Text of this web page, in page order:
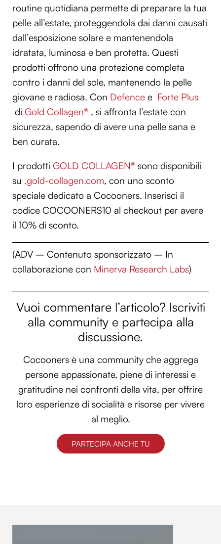
routine quotidiana permette di preparare la tua
pelle all’estate, proteggendola dai danni causati
dall’esposizione solare e mantenendola
idratata, luminosa e ben protetta. Questi
prodotti offrono una protezione completa
contro i danni del sole, mantenendo la pelle
giovane e radiosa. Con Defence e Forte Plus
di Gold Collagen® , si affronta l’estate con
sicurezza, sapendo di avere una pelle sana e
ben curata.
I prodotti GOLD COLLAGEN® sono disponibili
su .gold-collagen.com, con uno sconto
speciale dedicato a Cocooners. Inserisci il
codice COCOONERS10 al checkout per avere
il 10% di sconto.
(ADV – Contenuto sponsorizzato – In
collaborazione con Minerva Research Labs)
Vuoi commentare l’articolo? Iscriviti
alla community e partecipa alla
discussione.
Cocooners è una community che aggrega
persone appassionate, piene di interessi e
gratitudine nei confronti della vita, per offrire
loro esperienze di socialità e risorse per vivere
al meglio.
PARTECIPA ANCHE TU